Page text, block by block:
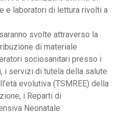
e laboratori di lettura rivolti a
svolte attraverso la
di materiale
sociosanitari presso i
i servizi di tutela della salute
evolutiva (TSMREE) della
i Reparti di
Neonatale